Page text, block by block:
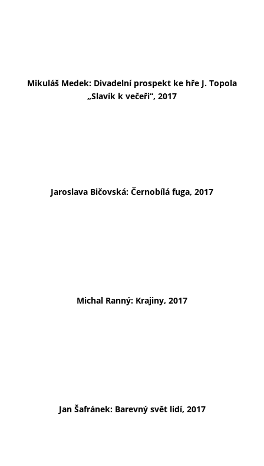
Mikuláš Medek: Divadelní prospekt ke hře J. Topola
„Slavík k večeři“, 2017
Jaroslava Bičovská: Černobílá fuga, 2017
Michal Ranný: Krajiny, 2017
Jan Šafránek: Barevný svět lidí, 2017